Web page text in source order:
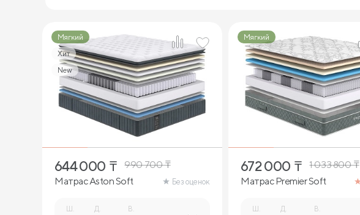
Мягкий
Хит
New
2
644 000 ₸ 990 700₸
Матрас Aston Soft
Без оценок
Ш. Д. В.
Мягкий
2
672 000 ₸ 1 033 800₸
Матрас Premier Soft
Ш. Д. В.